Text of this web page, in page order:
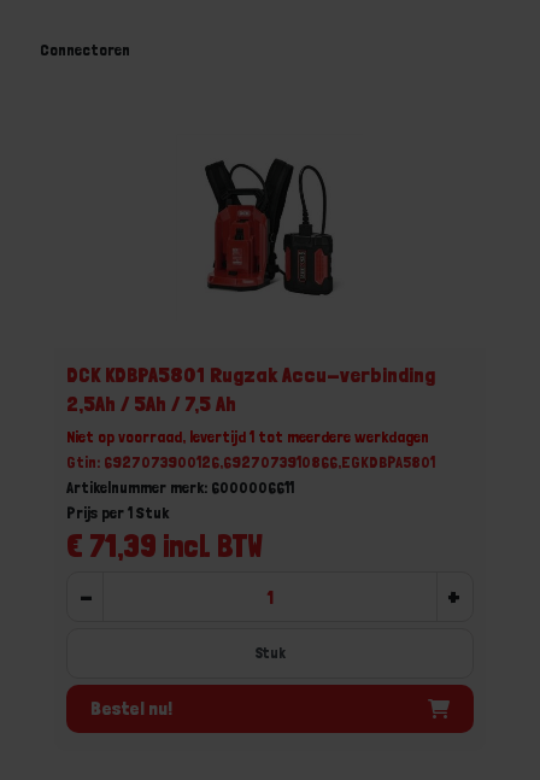
Connectoren
DCK KDBPA5801 Rugzak Accu-verbinding
2,5Ah / 5Ah / 7,5 Ah
Niet op voorraad, levertijd 1 tot meerdere werkdagen
Gtin: 6927073900126,6927073910866,EGKDBPA5801
Artikelnummer merk: 6000006611
€ 71,39 incl. BTW
Prijs per 1 Stuk
- +
Stuk
Bestel nu!